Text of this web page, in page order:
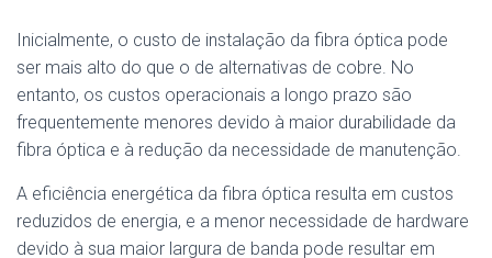
Inicialmente, o custo de instalação da fibra óptica pode
ser mais alto do que o de alternativas de cobre. No
entanto, os custos operacionais a longo prazo são
frequentemente menores devido à maior durabilidade da
fibra óptica e à redução da necessidade de manutenção.
A eficiência energética da fibra óptica resulta em custos
reduzidos de energia, e a menor necessidade de hardware
devido à sua maior largura de banda pode resultar em